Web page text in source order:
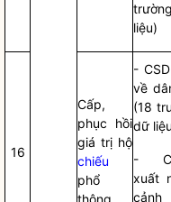
liệu)
16
Cấp,
phục hồi
giá trị hộ
chiếu
phổ
thông
-
về
(18
dữ
-
xuất
cảnh